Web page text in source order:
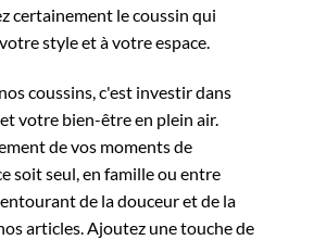
certainement le coussin qui
style et à votre espace.
coussins, c'est investir dans
votre bien-être en plein air.
de vos moments de
soit seul, en famille ou entre
de la douceur et de la
articles. Ajoutez une touche de